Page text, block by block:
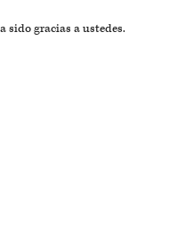
sido gracias a ustedes.